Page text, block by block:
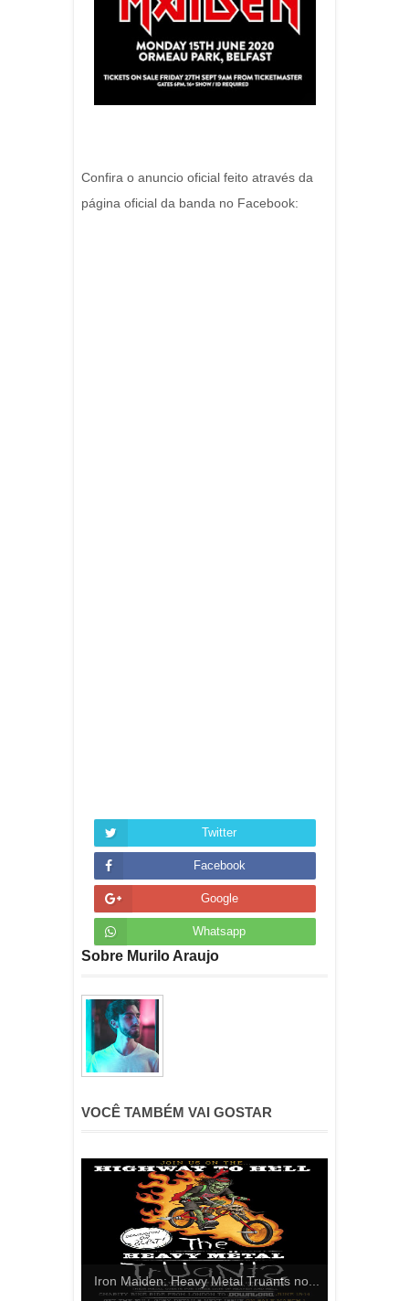
Confira o anuncio oficial feito através da
página oficial da banda no Facebook:
Twitter
Facebook
Google
Whatsapp
Sobre Murilo Araujo
VOCÊ TAMBÉM VAI GOSTAR
Iron Maiden: Heavy Metal Truants no...